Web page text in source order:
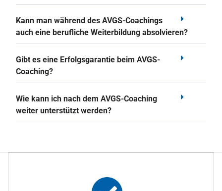
Kann man während des AVGS-Coachings
auch eine berufliche Weiterbildung absolvieren?
Gibt es eine Erfolgsgarantie beim AVGS-
Coaching?
Wie kann ich nach dem AVGS-Coaching
weiter unterstützt werden?